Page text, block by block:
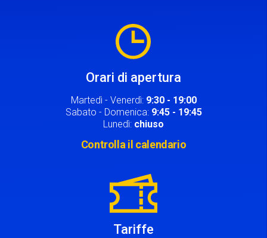
Orari di apertura
Martedì - Venerdì: 9:30 - 19:00
Sabato - Domenica: 9:45 - 19:45
Lunedì: chiuso
Controlla il calendario
Tariffe